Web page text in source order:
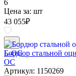
6
Цена за: шт
43 055₽
Бордюр стальной
ОС
Артикул: 1150269